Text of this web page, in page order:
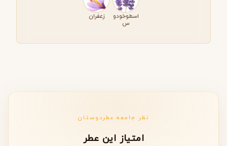
اسطوخودو
س
زعفران
نظر جامعه عطردوستان
امتیاز این عطر